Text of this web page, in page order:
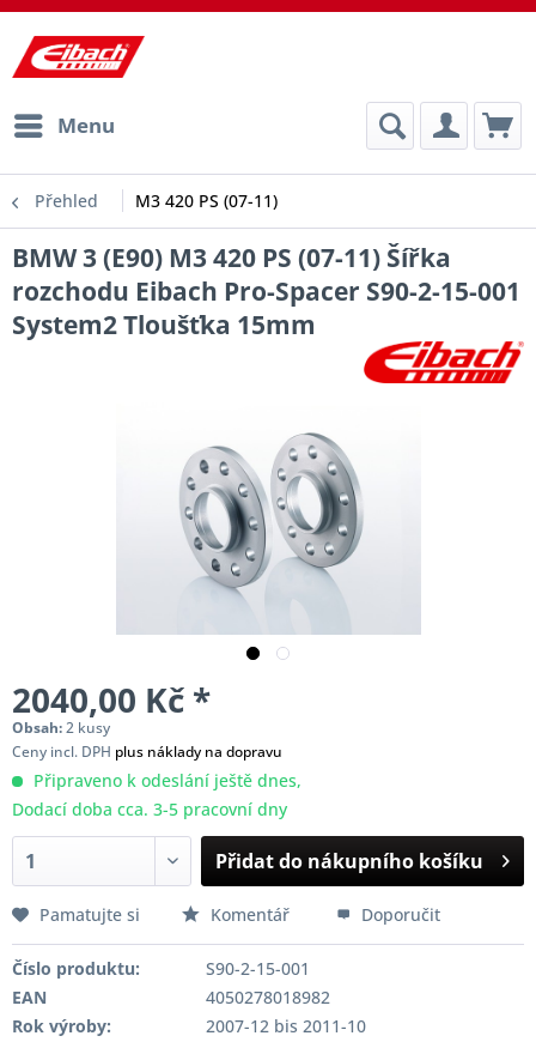
Menu
Přehled M3 420 PS (07-11)
BMW 3 (E90) M3 420 PS (07-11) Šířka
rozchodu Eibach Pro-Spacer S90-2-15-001
System2 Tloušťka 15mm
2040,00 Kč *
Obsah:2 kusy
Ceny incl. DPH plus náklady na dopravu
Připraveno k odeslání ještě dnes,
Dodací doba cca. 3-5 pracovní dny
Přidat do nákupního košíku
Pamatujte si Komentář Doporučit
Číslo produktu:
S90-2-15-001
EAN
4050278018982
Rok výroby:
2007-12 bis 2011-10